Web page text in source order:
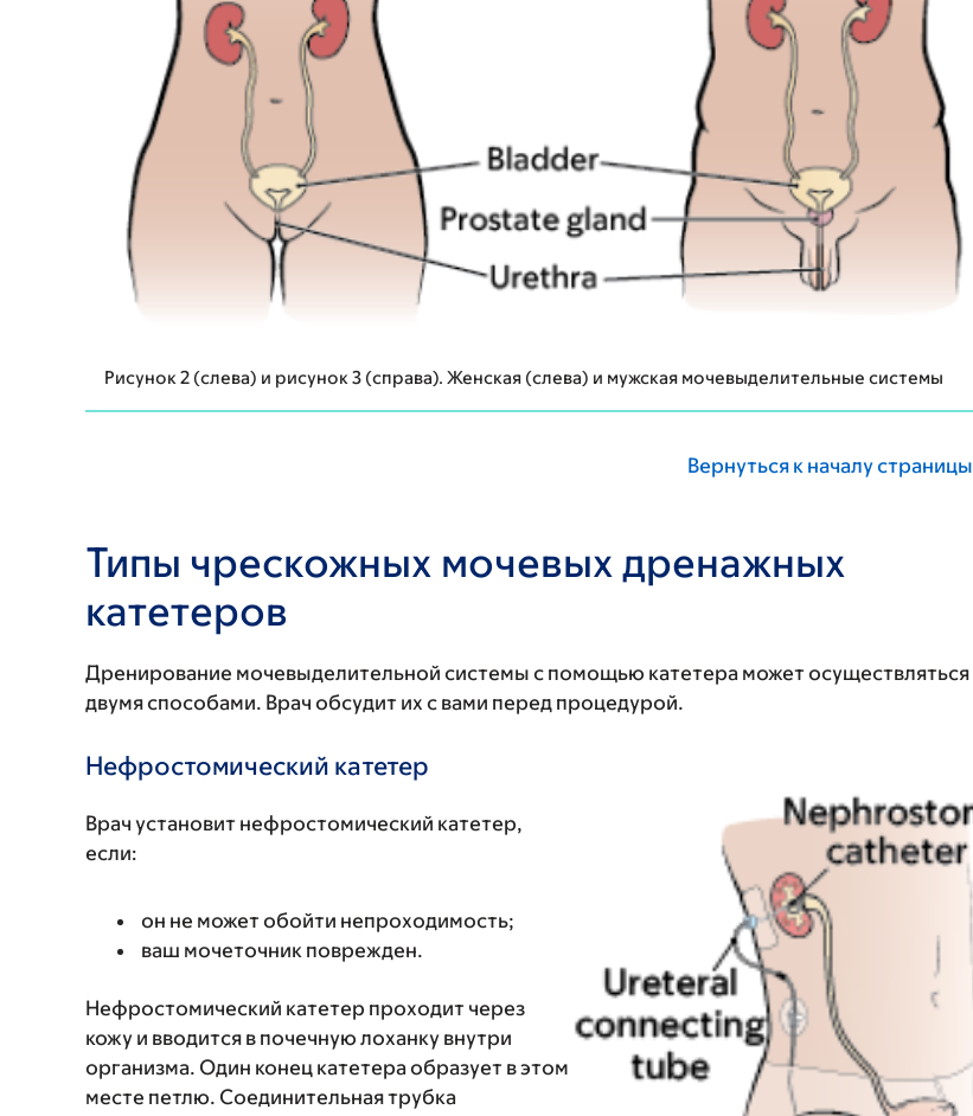
Рисунок 2 (слева) и рисунок 3 (справа). Женская (слева) и мужская мочевыделительные системы
Вернуться к началу страницы
Типы чрескожных мочевых дренажных
катетеров
Дренирование мочевыделительной системы с помощью катетера может осуществляться
двумя способами. Врач обсудит их с вами перед процедурой.
Нефростомический катетер
Врач установит нефростомический катетер,
если:
он не может обойти непроходимость;
ваш мочеточник поврежден.
Нефростомический катетер проходит через
кожу и вводится в почечную лоханку внутри
организма. Один конец катетера образует в этом
месте петлю. Соединительная трубка